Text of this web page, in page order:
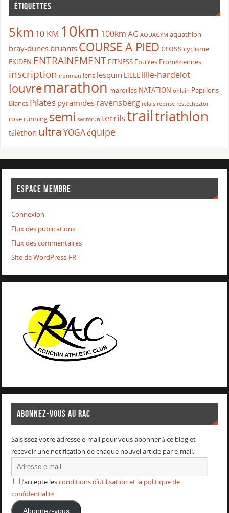
ÉTIQUETTES
5km 10 KM 10km 100km AG AQUAGYM aquathlon
bray-dunes bruants COURSE A PIED cross cyclisme
EKIDEN ENTRAINEMENT FITNESS Foulées Froméziennes
inscription ironman lens lesquin LILLE lille-hardelot
louvremarathon maroilles NATATION ohlain Papillons
Blancs Pilates pyramides ravensberg relais reprise restecheztoi
rose running semi swimrun terrilstrailtriathlon
téléthon ultra YOGAéquipe
ESPACE MEMBRE
Connexion
Flux des publications
Flux des commentaires
Site de WordPress-FR
ABONNEZ-VOUS AU RAC
Saisissez votre adresse e-mail pour vous abonner à ce blog et
recevoir une notification de chaque nouvel article par e-mail.
J’accepte lesconditions d’utilisation et la politique de
confidentialité
Abonnez-vous